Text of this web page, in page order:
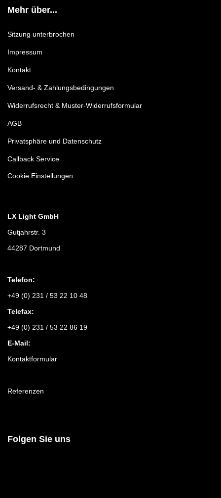
Mehr über...
Sitzung unterbrochen
Impressum
Kontakt
Versand- & Zahlungsbedingungen
Widerrufsrecht & Muster-Widerrufsformular
AGB
Privatsphäre und Datenschutz
Callback Service
Cookie Einstellungen
LX Light GmbH
Gutjahrstr. 3
44287 Dortmund
Telefon:
+49 (0) 231 / 53 22 10 48
Telefax:
+49 (0) 231 / 53 22 86 19
E-Mail:
Kontaktformular
Referenzen
Folgen Sie uns